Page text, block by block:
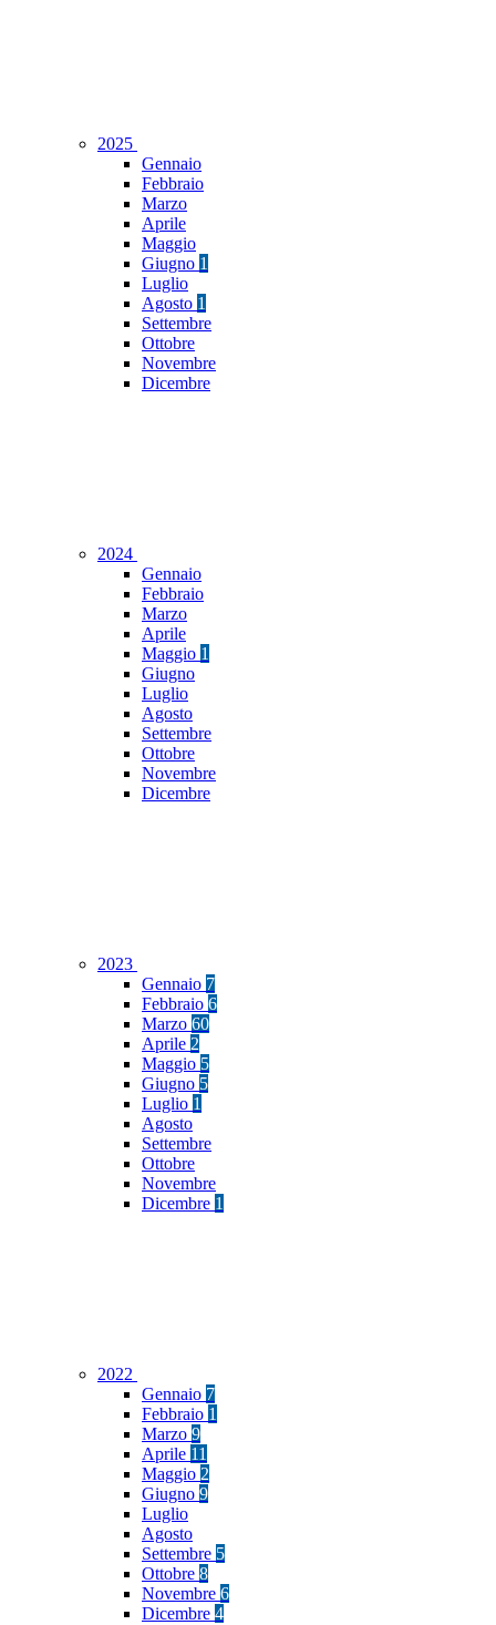
2025
Gennaio
Febbraio
Marzo
Aprile
Maggio
Giugno 1
Luglio
Agosto 1
Settembre
Ottobre
Novembre
Dicembre
2024
Gennaio
Febbraio
Marzo
Aprile
Maggio 1
Giugno
Luglio
Agosto
Settembre
Ottobre
Novembre
Dicembre
2023
Gennaio 7
Febbraio 6
Marzo 60
Aprile 2
Maggio 5
Giugno 5
Luglio 1
Agosto
Settembre
Ottobre
Novembre
Dicembre 1
2022
Gennaio 7
Febbraio 1
Marzo 9
Aprile 11
Maggio 2
Giugno 9
Luglio
Agosto
Settembre 5
Ottobre 8
Novembre 6
Dicembre 4